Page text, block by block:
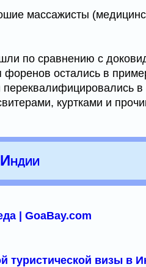
массажисты
по сравнению с
форенов остались в
переквалифицировались в
куртками и
| GoaBay.com
туристической визы в